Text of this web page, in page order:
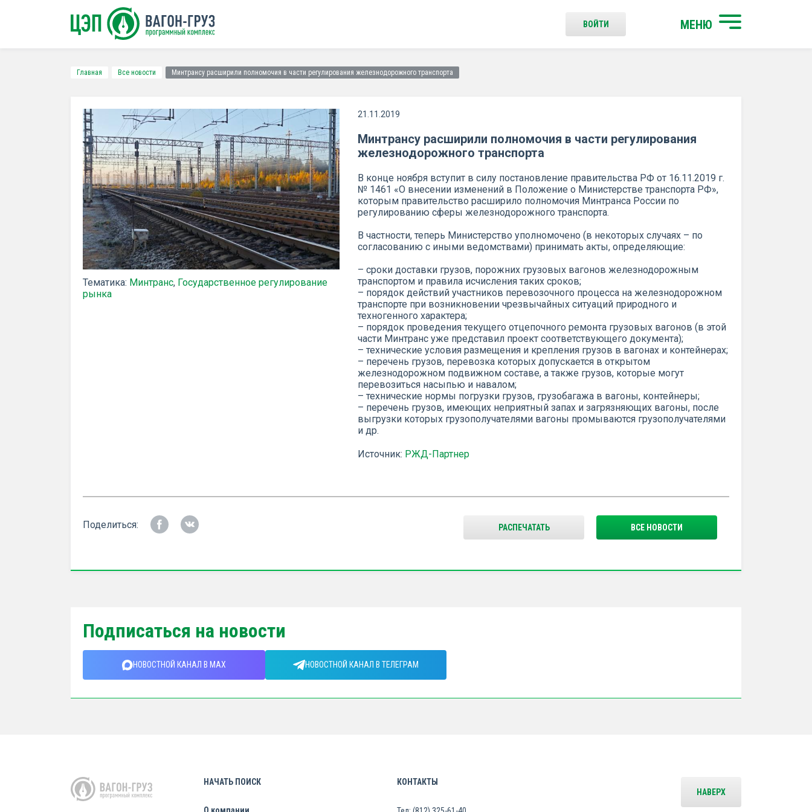
МЕНЮ
ВОЙТИ
Главная Все новости Минтрансу расширили полномочия в части регулирования железнодорожного транспорта
Тематика: Минтранс, Государственное регулирование
рынка
21.11.2019
Минтрансу расширили полномочия в части регулирования
железнодорожного транспорта
В конце ноября вступит в силу постановление правительства РФ от 16.11.2019 г.
№ 1461 «О внесении изменений в Положение о Министерстве транспорта РФ»,
которым правительство расширило полномочия Минтранса России по
регулированию сферы железнодорожного транспорта.
В частности, теперь Министерство уполномочено (в некоторых случаях – по
согласованию с иными ведомствами) принимать акты, определяющие:
– сроки доставки грузов, порожних грузовых вагонов железнодорожным
транспортом и правила исчисления таких сроков;
– порядок действий участников перевозочного процесса на железнодорожном
транспорте при возникновении чрезвычайных ситуаций природного и
техногенного характера;
– порядок проведения текущего отцепочного ремонта грузовых вагонов (в этой
части Минтранс уже представил проект соответствующего документа);
– технические условия размещения и крепления грузов в вагонах и контейнерах;
– перечень грузов, перевозка которых допускается в открытом
железнодорожном подвижном составе, а также грузов, которые могут
перевозиться насыпью и навалом;
– технические нормы погрузки грузов, грузобагажа в вагоны, контейнеры;
– перечень грузов, имеющих неприятный запах и загрязняющих вагоны, после
выгрузки которых грузополучателями вагоны промываются грузополучателями
и др.
Источник: РЖД-Партнер
Поделиться: ВСЕ НОВОСТИ
РАСПЕЧАТАТЬ
Подписаться на новости
НОВОСТНОЙ КАНАЛ В MAX НОВОСТНОЙ КАНАЛ В ТЕЛЕГРАМ
НАЧАТЬ ПОИСК КОНТАКТЫ
НАВЕРХ